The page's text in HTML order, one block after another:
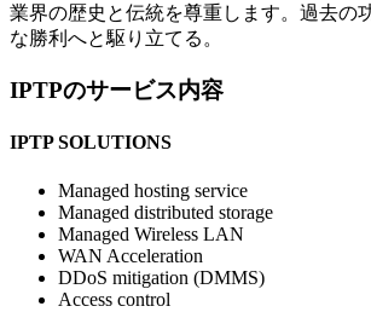
業界の歴史と伝統を尊重します。過去の
な勝利へと駆り立てる。
IPTPのサービス内容
IPTP SOLUTIONS
Managed hosting service
Managed distributed storage
Managed Wireless LAN
WAN Acceleration
DDoS mitigation (DMMS)
Access control